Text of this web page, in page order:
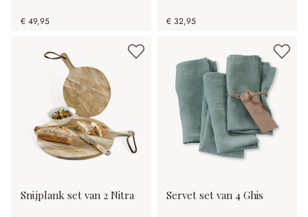
€ 49,95 € 32,95
Snijplank set van 2 Nitra Servet set van 4 Ghis